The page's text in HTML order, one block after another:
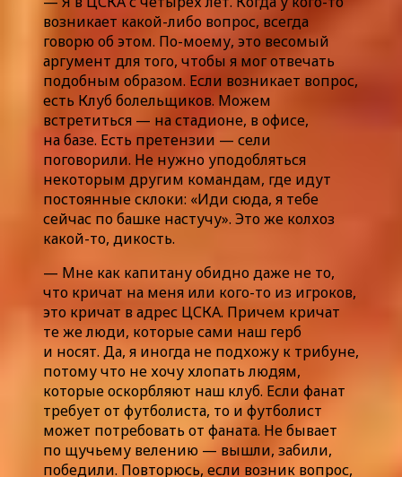
возникает какой-либо вопрос, всегда
говорю об этом. По-моему, это весомый
аргумент для того, чтобы я мог отвечать
подобным образом. Если возникает вопрос,
есть Клуб болельщиков. Можем
встретиться — на стадионе, в офисе,
на базе. Есть претензии — сели
поговорили. Не нужно уподобляться
некоторым другим командам, где идут
постоянные склоки: «Иди сюда, я тебе
сейчас по башке настучу». Это же колхоз
какой-то, дикость.
— Мне как капитану обидно даже не то,
что кричат на меня или кого-то из игроков,
это кричат в адрес ЦСКА. Причем кричат
те же люди, которые сами наш герб
и носят. Да, я иногда не подхожу к трибуне,
потому что не хочу хлопать людям,
которые оскорбляют наш клуб. Если фанат
требует от футболиста, то и футболист
может потребовать от фаната. Не бывает
по щучьему велению — вышли, забили,
победили. Повторюсь, если возник вопрос,